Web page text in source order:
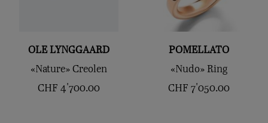
OLE LYNGGAARD
«Nature» Creolen
CHF 4'700.00
POMELLATO
«Nudo» Ring
CHF 7'050.00